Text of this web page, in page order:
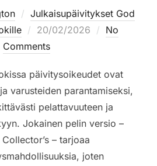
Julkaisupäivitykset God
Posted
on
20/02/2026
No
Comments
päivitysoikeudet ovat
varusteiden parantamiseksi,
pelattavuuteen ja
Jokainen pelin versio –
– tarjoaa
joten